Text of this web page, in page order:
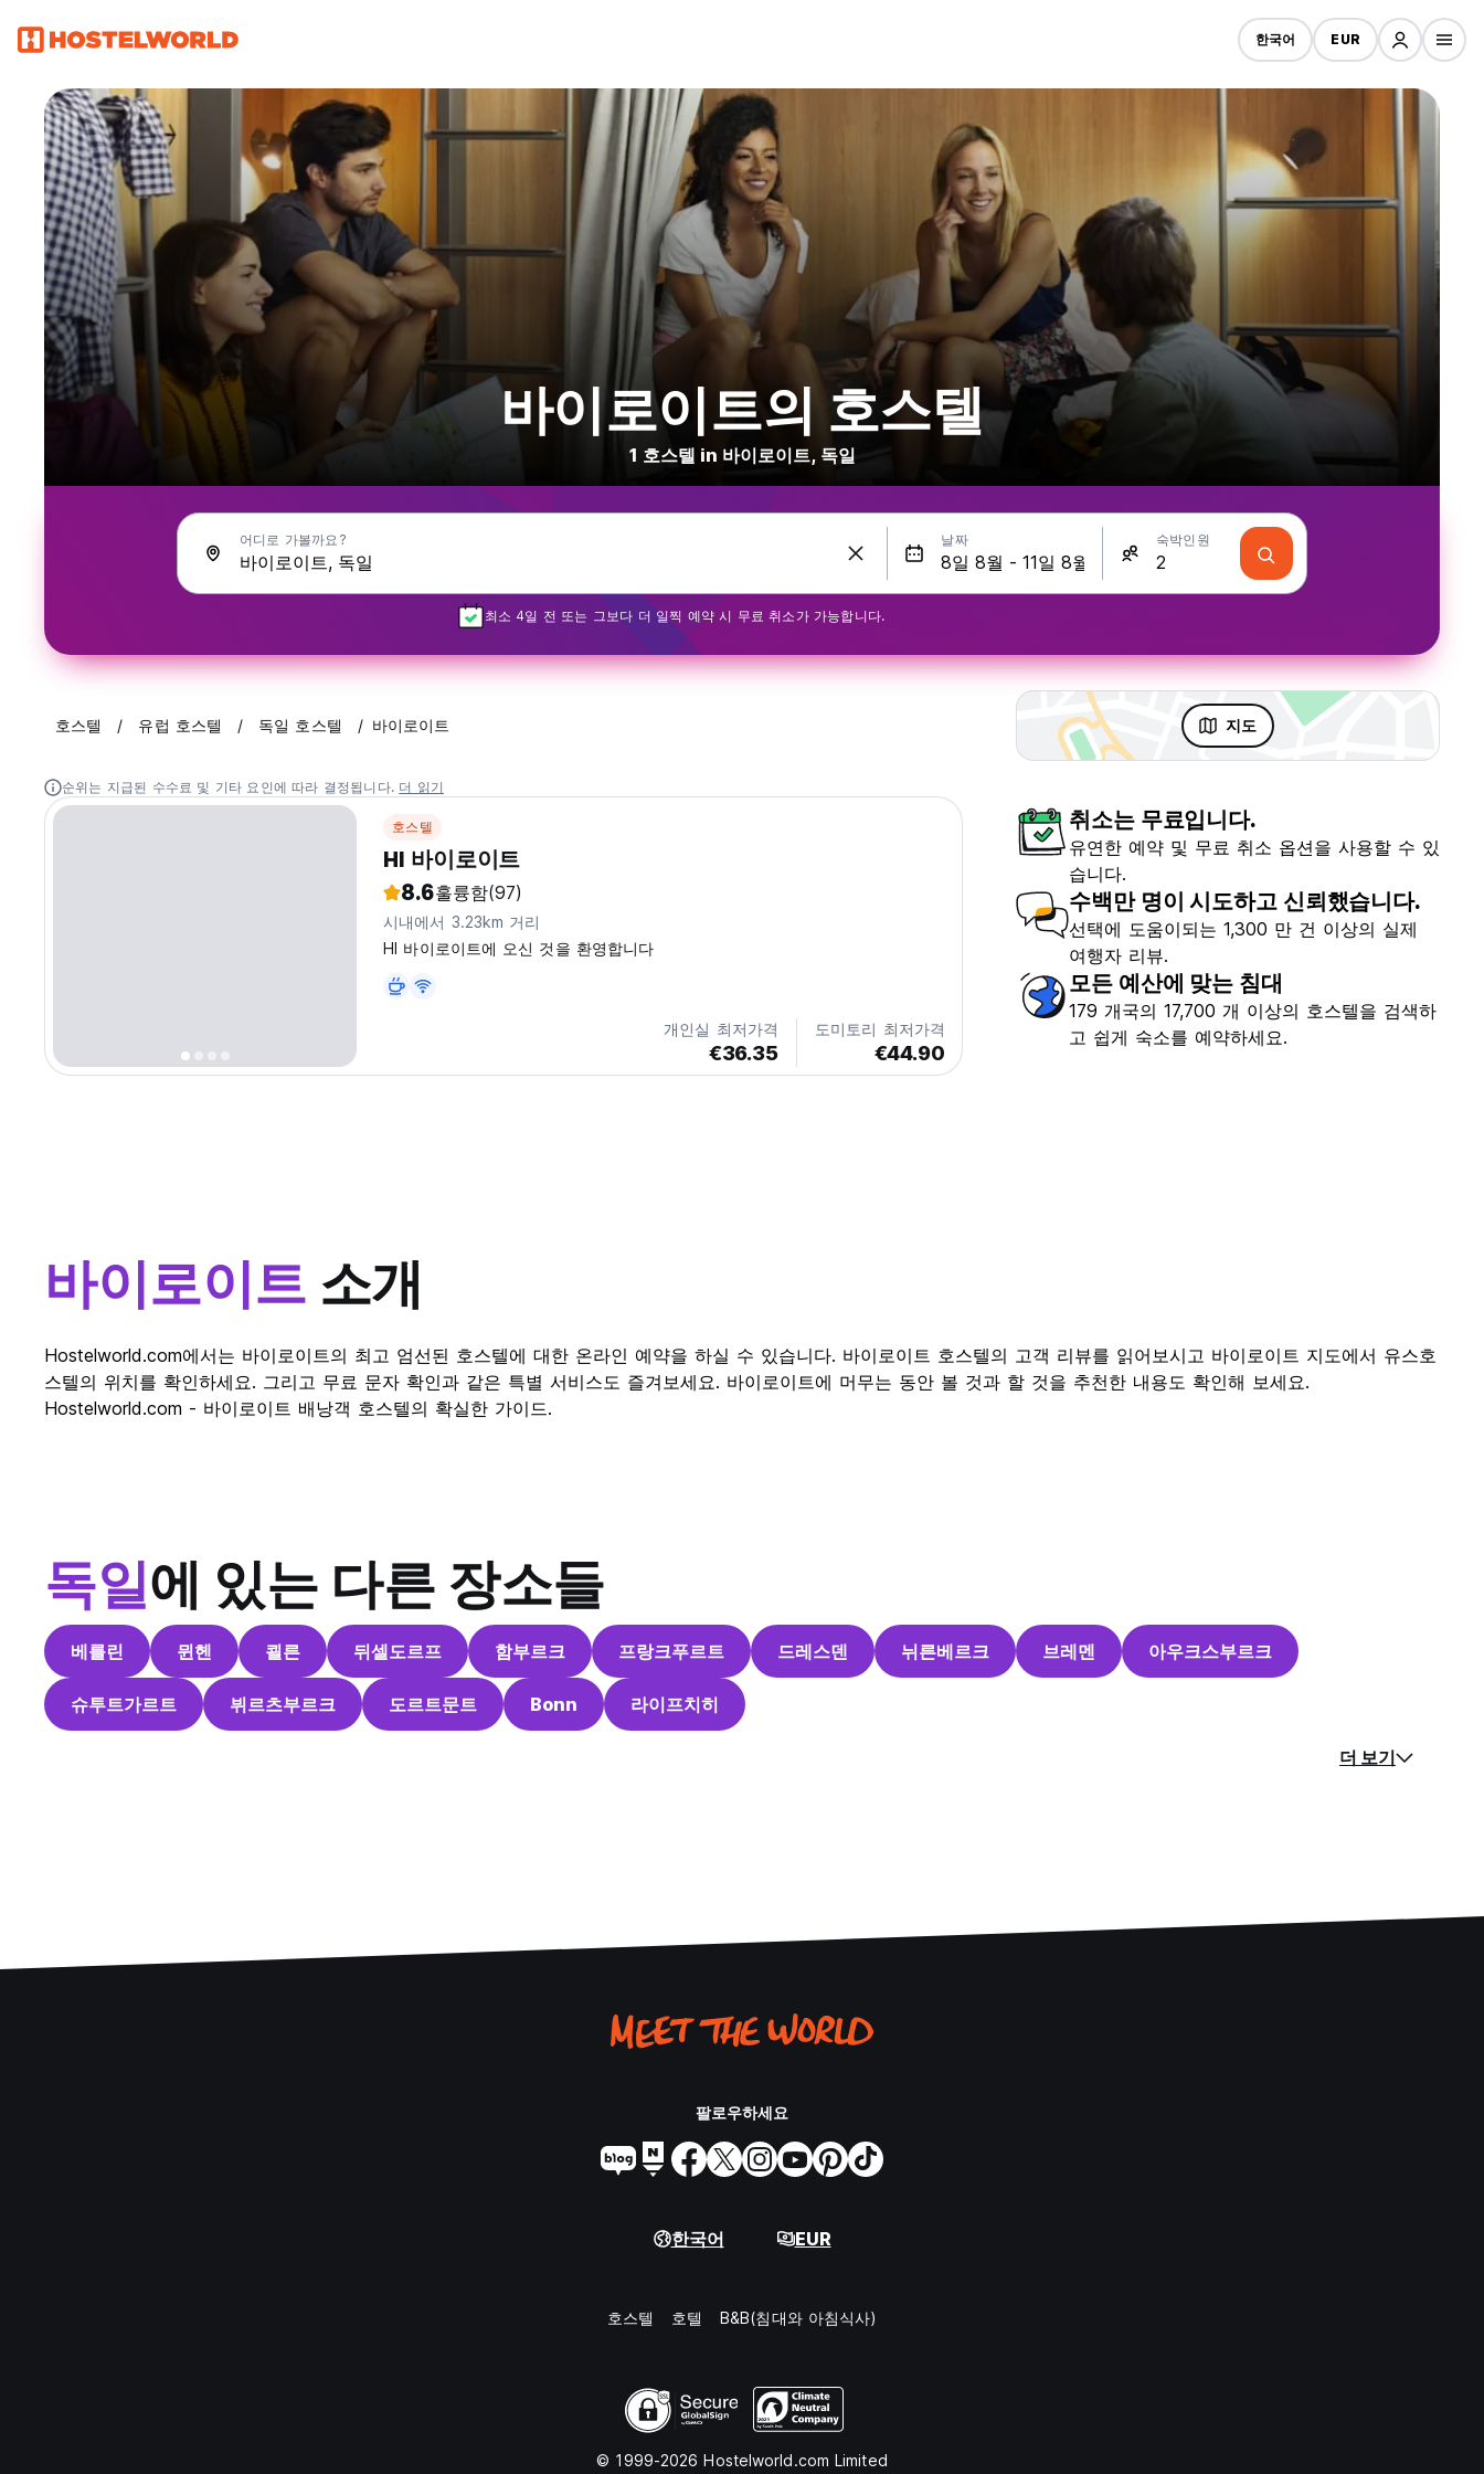
한국어 EUR
바이로이트의 호스텔
1 호스텔 in 바이로이트, 독일
어디로 가볼까요? 날짜 숙박인원
최소 4일 전 또는 그보다 더 일찍 예약 시 무료 취소가 가능합니다.
호스텔 유럽 호스텔 독일 호스텔 바이로이트 지도
순위는 지급된 수수료 및 기타 요인에 따라 결정됩니다. 더 읽기
호스텔
HI 바이로이트
8.6훌륭함(97)
시내에서 3.23km 거리
HI 바이로이트에 오신 것을 환영합니다
개인실 최저가격
€36.35
도미토리 최저가격
€44.90
취소는 무료입니다.
유연한 예약 및 무료 취소 옵션을 사용할 수 있
습니다.
수백만 명이 시도하고 신뢰했습니다.
선택에 도움이되는 1,300 만 건 이상의 실제
여행자 리뷰.
모든 예산에 맞는 침대
179 개국의 17,700 개 이상의 호스텔을 검색하
고 쉽게 숙소를 예약하세요.
바이로이트 소개
Hostelworld.com에서는 바이로이트의 최고 엄선된 호스텔에 대한 온라인 예약을 하실 수 있습니다. 바이로이트 호스텔의 고객 리뷰를 읽어보시고 바이로이트 지도에서 유스호
스텔의 위치를 확인하세요. 그리고 무료 문자 확인과 같은 특별 서비스도 즐겨보세요. 바이로이트에 머무는 동안 볼 것과 할 것을 추천한 내용도 확인해 보세요.
Hostelworld.com - 바이로이트 배낭객 호스텔의 확실한 가이드.
독일에 있는 다른 장소들
베를린 뮌헨 쾰른 뒤셀도르프 함부르크 프랑크푸르트 드레스덴 뉘른베르크 브레멘 아우크스부르크
슈투트가르트 뷔르츠부르크 도르트문트 Bonn 라이프치히
더 보기
팔로우하세요
한국어 EUR
호스텔 호텔 B&B(침대와 아침식사)
© 1999-2026 Hostelworld.com Limited